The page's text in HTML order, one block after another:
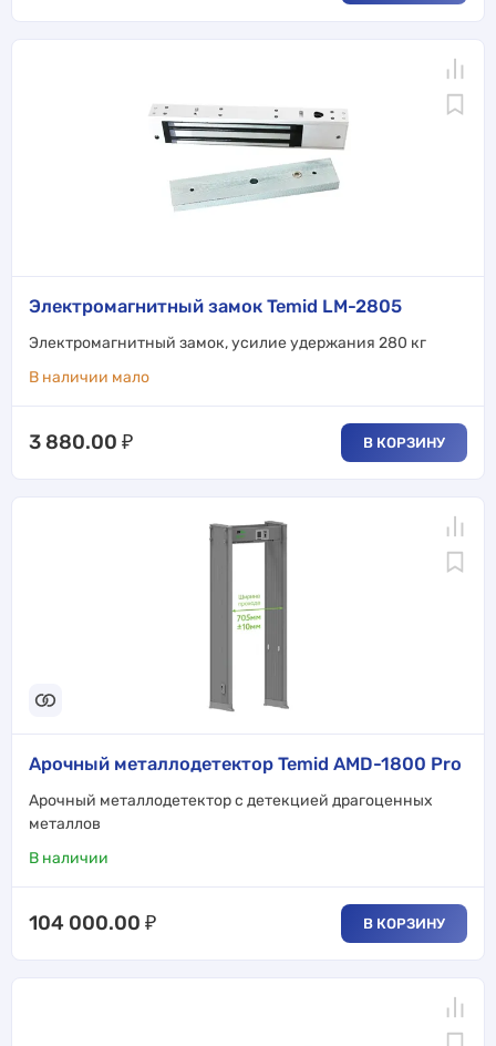
Электромагнитный замок Temid LM-2805
Электромагнитный замок, усилие удержания 280 кг
В наличии мало
3 880.00 ₽ В КОРЗИНУ
Арочный металлодетектор Temid AMD-1800 Pro
Арочный металлодетектор с детекцией драгоценных
металлов
В наличии
104 000.00 ₽ В КОРЗИНУ